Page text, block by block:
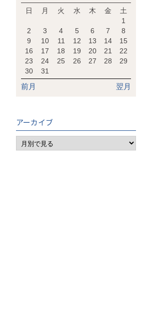
日 月 火 水 木 金
土
1
2
3 4 5 6 7
8
9
10 11 12 13 14
15
16
17 18 19 20 21
22
23
24 25 26 27 28
29
30
31
前月 翌月
アーカイブ